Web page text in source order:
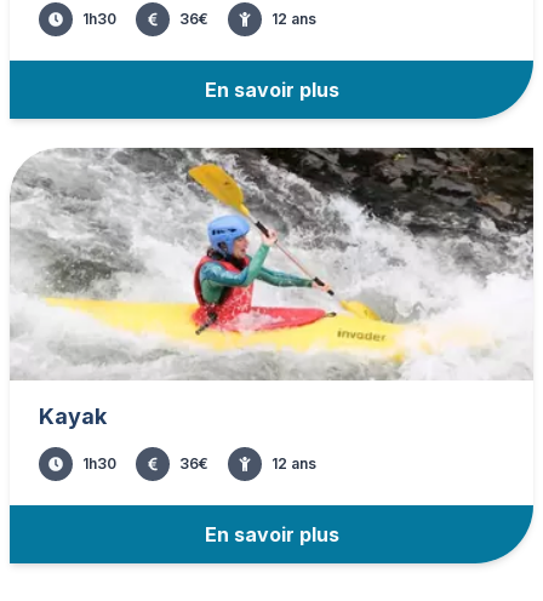
1h30 36€ 12 ans
En savoir plus
Kayak
1h30 36€ 12 ans
En savoir plus